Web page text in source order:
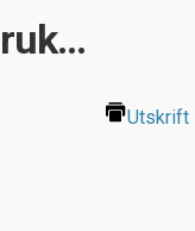
Utskrift